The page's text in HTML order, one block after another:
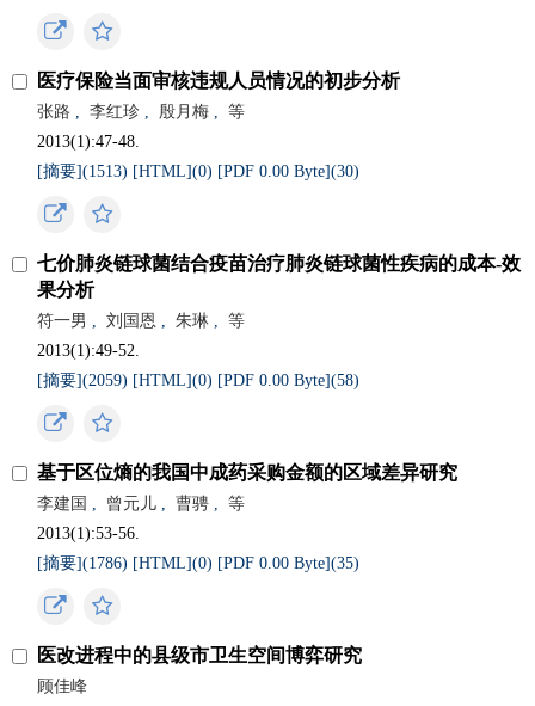
医疗保险当面审核违规人员情况的初步分析
张路 , 李红珍 , 殷月梅 ,
等
2013(1):47-48.
[摘要](1513) [HTML](0) [PDF 0.00 Byte](30)
七价肺炎链球菌结合疫苗治疗肺炎链球菌性疾病的成本-效
果分析
符一男 , 刘国恩 , 朱琳 ,
等
2013(1):49-52.
[摘要](2059) [HTML](0) [PDF 0.00 Byte](58)
基于区位熵的我国中成药采购金额的区域差异研究
李建国 , 曾元儿 , 曹骋 ,
等
2013(1):53-56.
[摘要](1786) [HTML](0) [PDF 0.00 Byte](35)
医改进程中的县级市卫生空间博弈研究
顾佳峰